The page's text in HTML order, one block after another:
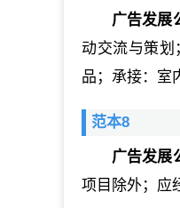
广告发展
动交流与策
品；承接：室
范本8
广告发展
项目除外；应